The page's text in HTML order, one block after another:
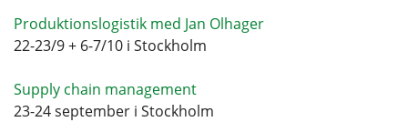
Produktionslogistik med Jan Olhager
22-23/9 + 6-7/10 i Stockholm
Supply chain management
23-24 september i Stockholm